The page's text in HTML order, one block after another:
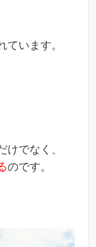
います。
けでなく、
のです。